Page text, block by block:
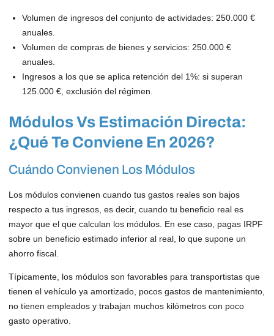
Volumen de ingresos del conjunto de actividades: 250.000 €
anuales.
Volumen de compras de bienes y servicios: 250.000 €
anuales.
Ingresos a los que se aplica retención del 1%: si superan
125.000 €, exclusión del régimen.
Módulos Vs Estimación Directa:
¿qué Te Conviene En 2026?
Cuándo Convienen Los Módulos
Los módulos convienen cuando tus gastos reales son bajos
respecto a tus ingresos, es decir, cuando tu beneficio real es
mayor que el que calculan los módulos. En ese caso, pagas IRPF
sobre un beneficio estimado inferior al real, lo que supone un
ahorro fiscal.
Típicamente, los módulos son favorables para transportistas que
tienen el vehículo ya amortizado, pocos gastos de mantenimiento,
no tienen empleados y trabajan muchos kilómetros con poco
gasto operativo.